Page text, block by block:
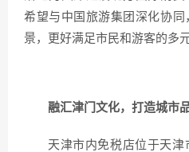
希望与中国旅游集团深化协
景，更好满足市民和游客的多元
融汇津门文化，打造城市
天津市内免税店位于天